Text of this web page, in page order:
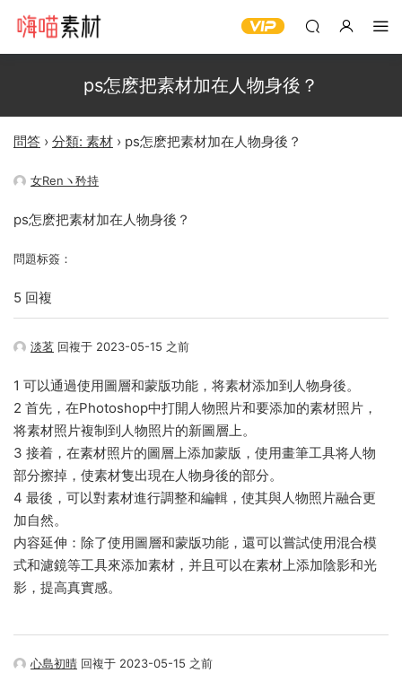
ps怎麽把素材加在人物身後？
問答 › 分類: 素材 › ps怎麽把素材加在人物身後？
女Renヽ矜持
ps怎麽把素材加在人物身後？
問題标簽：
5 回複
淡茗 回複于 2023-05-15 之前
1 可以通過使用圖層和蒙版功能，将素材添加到人物身後。
2 首先，在Photoshop中打開人物照片和要添加的素材照片，
将素材照片複制到人物照片的新圖層上。
3 接着，在素材照片的圖層上添加蒙版，使用畫筆工具将人物
部分擦掉，使素材隻出現在人物身後的部分。
4 最後，可以對素材進行調整和編輯，使其與人物照片融合更
加自然。
内容延伸：除了使用圖層和蒙版功能，還可以嘗試使用混合模
式和濾鏡等工具來添加素材，并且可以在素材上添加陰影和光
影，提高真實感。
心島初晴 回複于 2023-05-15 之前